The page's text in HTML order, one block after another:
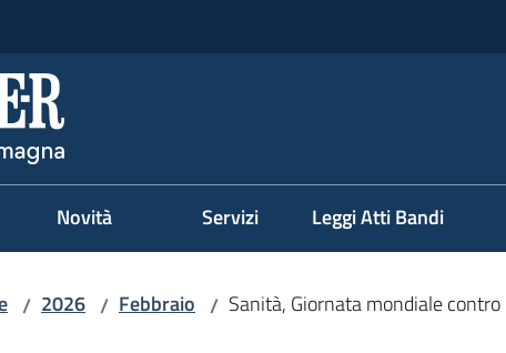
Emilia-Romagna
Novità Servizi Leggi Atti Bandi
/ 2026 / Febbraio / Sanità, Giornata mondiale